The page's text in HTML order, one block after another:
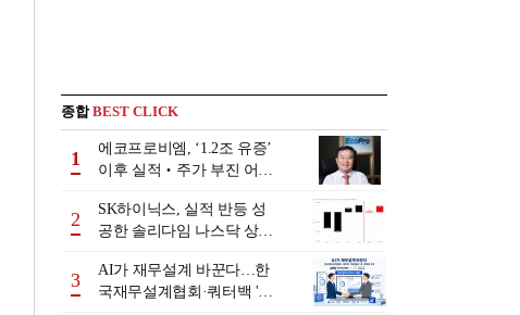
종합BEST CLICK
1
에코프로비엠, ‘1.2조 유증’
이후 실적‧주가 부진 어쩌
2
SK하이닉스, 실적 반등 성
공한 솔리다임 나스닥 상장
3
AI가 재무설계 바꾼다…한
국재무설계협회·쿼터백 '베